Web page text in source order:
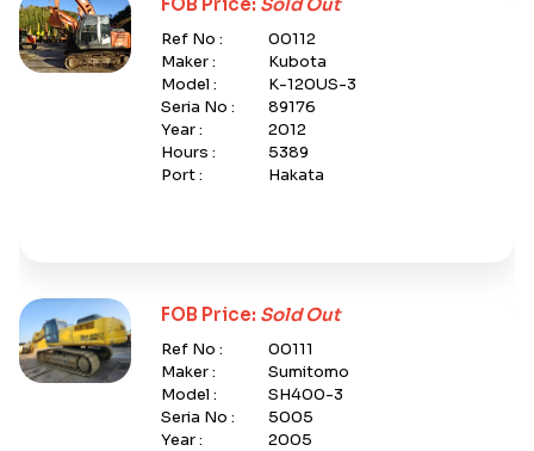
Ref No :
00112
Maker :
Kubota
Model :
K-120US-3
Seria No :
89176
Year :
2012
Hours :
5389
Port :
Hakata
FOB Price: Sold Out
Ref No :
00111
Maker :
Sumitomo
Model :
SH400-3
Seria No :
5005
Year :
2005